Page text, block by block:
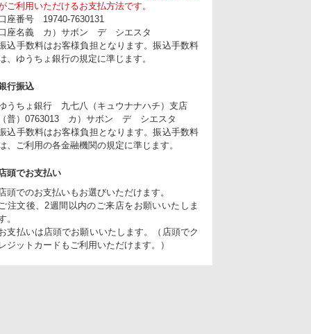
ご利用いただけるお支払方法です。
座番号 19740-7630131
座名義 カ）サボン デ シエスタ
込手数料はお客様負担となります。振込手数料
、ゆうちょ銀行の規定に準じます。
行振込
うちょ銀行 九七八（キュウナナハチ）支店
（普）0763013 カ）サボン デ シエスタ
込手数料はお客様負担となります。振込手数料
、ご利用の各金融機関の規定に準じます。
頭でお支払い
頭でのお支払いもお選びいただけます。
注文後、2週間以内のご来店をお願いいたしま
。
支払いは店頭でお願いいたします。（店頭でク
レジットカードもご利用いただけます。）